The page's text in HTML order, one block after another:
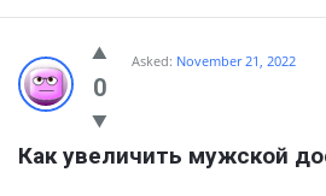
0
Asked: November 21, 2022
Как увеличить мужской